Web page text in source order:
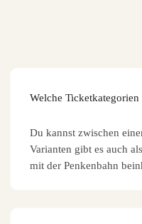
Welche
Du kannst zwischen
Varianten gibt es auch
mit der Penkenbahn